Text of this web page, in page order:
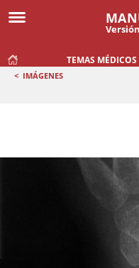
TEMAS MÉDICOS
< IMÁGENES